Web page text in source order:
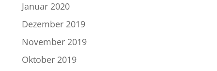
Januar 2020
Dezember 2019
November 2019
Oktober 2019